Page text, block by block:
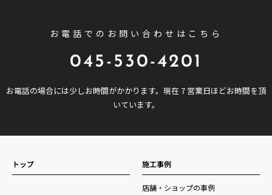
お電話でのお問い合わせはこちら
045-530-4201
お電話の場合には少しお時間がかかります。現在 7 営業日ほどお時間を頂
いています。
トップ 施工事例
店舗・ショップの事例